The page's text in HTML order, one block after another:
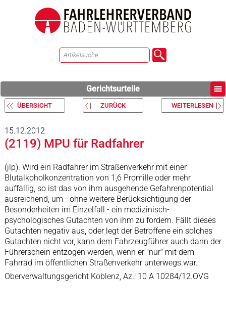
Gerichtsurteile
ÜBERSICHT ZURÜCK WEITERLESEN
15.12.2012
(2119) MPU für Radfahrer
(jlp). Wird ein Radfahrer im Straßenverkehr mit einer
Blutalkoholkonzentration von 1,6 Promille oder mehr
auffällig, so ist das von ihm ausgehende Gefahrenpotential
ausreichend, um - ohne weitere Berücksichtigung der
Besonderheiten im Einzelfall - ein medizinisch-
psychologisches Gutachten von ihm zu fordern. Fällt dieses
Gutachten negativ aus, oder legt der Betroffene ein solches
Gutachten nicht vor, kann dem Fahrzeugführer auch dann der
Führerschein entzogen werden, wenn er "nur" mit dem
Fahrrad im öffentlichen Straßenverkehr unterwegs war.
Oberverwaltungsgericht Koblenz, Az.: 10 A 10284/12.OVG